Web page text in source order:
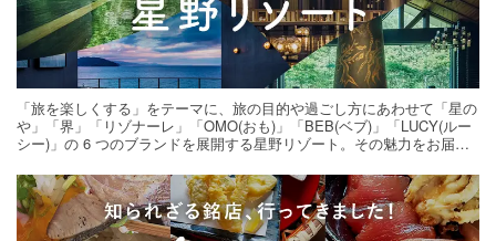
「旅を楽しくする」をテーマに、旅の目的や過ごし方にあわせて「星の
や」「界」「リゾナーレ」「OMO(おも)」「BEB(ベブ)」「LUCY(ルー
シー)」の 6 つのブランドを展開する星野リゾート。その魅力をお届け